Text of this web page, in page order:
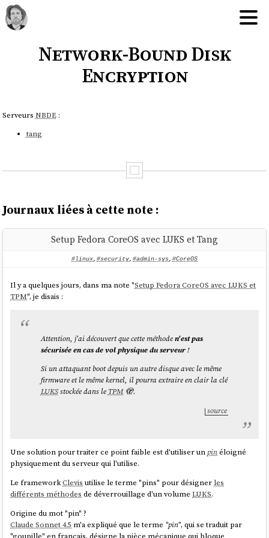
Network-Bound Disk
Encryption
Serveurs NBDE:
tang
Journaux liées à cette note :
Setup Fedora CoreOS avec LUKS et Tang
#linux, #security, #admin-sys, #CoreOS
Il y a quelques jours, dans ma note "Setup Fedora CoreOS avec LUKS et
TPM", je disais :
Attention, j'ai découvert que cette méthoden'est pas
sécurisée en cas de vol physique du serveur!
Si un attaquant boot depuis un autre disque avec le même
firmware et le même kernel, il pourra extraire en clair la clé
LUKSstockée dans leTPM🫣.
source
Une solution pour traiter ce point faible est d'utiliser unpinéloigné
physiquement du serveur qui l'utilise.
Le frameworkClevis utilise le terme "pins" pour désigner les
différents méthodes de déverrouillage d'un volumeLUKS.
Origine du mot "pin" ?
Claude Sonnet 4.5 m'a expliqué que le terme "pin", qui se traduit par
"goupille" en français, désigne la pièce mécanique qui bloque